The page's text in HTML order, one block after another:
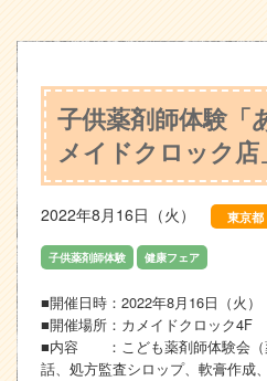
子供薬剤師体験「
メイドクロック店
2022年8月16日（火） 東京都
子供薬剤師体験 健康フェア
■開催日時：2022年8月16日（火
■開催場所：カメイドクロック4F
■内容 ：こども薬剤師体験会（
話、処方監査シロップ、軟膏作成